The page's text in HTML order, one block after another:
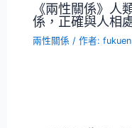
《兩性關係》人
係，正確與人相
兩性關係 / 作者:fukuen